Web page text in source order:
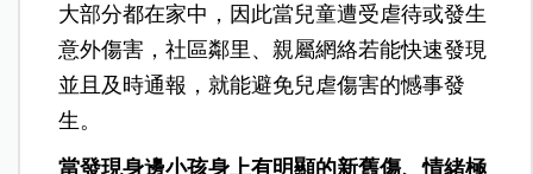
大部分都在家中，因此當兒童遭受虐待或發生
意外傷害，社區鄰里、親屬網絡若能快速發現
並且及時通報，就能避免兒虐傷害的憾事發
生。
當發現身邊小孩身上有明顯的新舊傷、情緒極